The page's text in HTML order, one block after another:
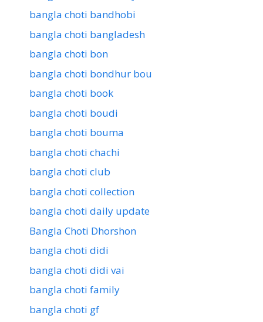
bangla choti bandhobi
bangla choti bangladesh
bangla choti bon
bangla choti bondhur bou
bangla choti book
bangla choti boudi
bangla choti bouma
bangla choti chachi
bangla choti club
bangla choti collection
bangla choti daily update
Bangla Choti Dhorshon
bangla choti didi
bangla choti didi vai
bangla choti family
bangla choti gf